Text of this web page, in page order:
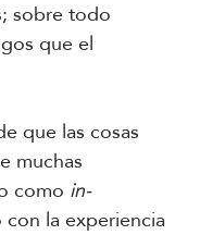
sobre todo
que el
que las cosas
muchas
como in-
la experiencia